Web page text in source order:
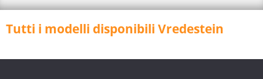
Tutti i modelli disponibili Vredestein